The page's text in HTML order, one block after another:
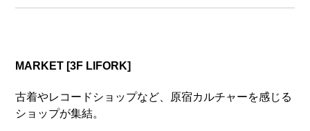
MARKET [3F LIFORK]
古着やレコードショップなど、原宿カルチャーを感じる
ショップが集結。